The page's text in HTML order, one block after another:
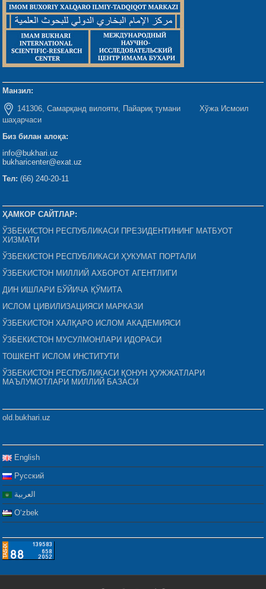
Манзил:
141306, Самарқанд вилояти, Пайариқ тумани Хўжа Исмоил
шаҳарчаси
Биз билан алоқа:
info@bukhari.uz
bukharicenter@exat.uz
Тел: (66) 240-20-11
ҲАМКОР САЙТЛАР:
ЎЗБЕКИСТОН РЕСПУБЛИКАСИ ПРЕЗИДЕНТИНИНГ МАТБУОТ
ХИЗМАТИ
ЎЗБЕКИСТОН РЕСПУБЛИКАСИ ҲУКУМАТ ПОРТАЛИ
ЎЗБЕКИСТОН МИЛЛИЙ АХБОРОТ АГЕНТЛИГИ
ДИН ИШЛАРИ БЎЙИЧА ҚЎМИТА
ИСЛОМ ЦИВИЛИЗАЦИЯСИ МАРКАЗИ
ЎЗБЕКИСТОН ХАЛҚАРО ИСЛОМ АКАДЕМИЯСИ
ЎЗБЕКИСТОН МУСУЛМОНЛАРИ ИДОРАСИ
ТОШКЕНТ ИСЛОМ ИНСТИТУТИ
ЎЗБЕКИСТОН РЕСПУБЛИКАСИ ҚОНУН ҲУЖЖАТЛАРИ
МАЪЛУМОТЛАРИ МИЛЛИЙ БАЗАСИ
old.bukhari.uz
English
Русский
العربية
Oʻzbek